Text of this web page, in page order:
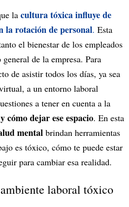
la cultura tóxica influye de
la rotación de personal. Esta
el bienestar de los empleados
de la empresa. Para
de asistir todos los días, ya sea
a un entorno laboral
a tener en cuenta a la
cómo dejar ese espacio. En esta
mental brindan herramientas
es tóxico, cómo te puede estar
para cambiar esa realidad.
laboral tóxico